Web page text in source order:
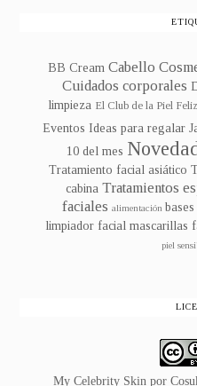
BB Cream Cabello
Cuidados corporales
limpieza El Club de la Piel Feliz
Eventos Ideas para regalar
10 del mes
Tratamiento facial asiático
cabina Tratamientos
faciales alimentación
limpiador facial mascarillas
piel
My Celebrity Skin por